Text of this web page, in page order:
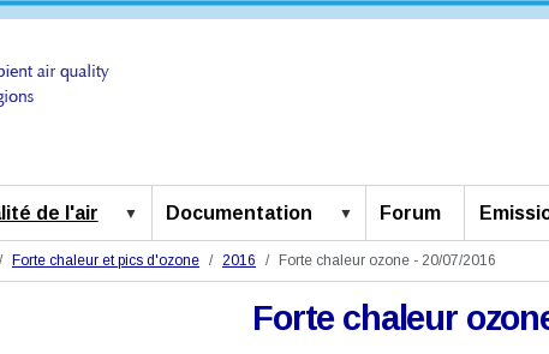
de l'air Documentation Forum
Forte chaleur et pics d'ozone 2016 Forte chaleur ozone - 20/07/2016
Forte chaleur